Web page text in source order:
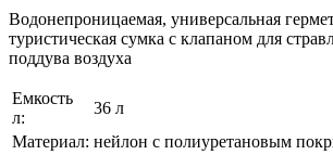
Водонепроницаемая, универсальная
туристическая сумка с клапаном для
поддува воздуха
Емкость
л:
36 л
Материал: нейлон с полиуретановым